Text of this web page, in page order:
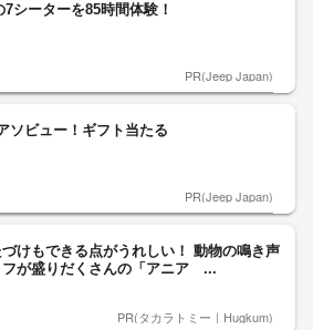
7シーターを85時間体験！
PR(Jeep Japan)
ソビュー！ギフト当たる
PR(Jeep Japan)
けもできる点がうれしい！ 動物の鳴き声
フが盛りだくさんの「アニア ...
PR(タカラトミー｜Hugkum)